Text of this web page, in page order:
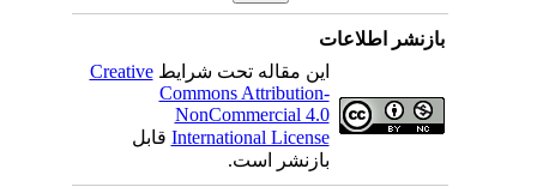
بازنشر اطلاعات
این مقاله تحت شرایطCreative
Commons Attribution-
NonCommercial 4.0
International Licenseقابل
بازنشر است.